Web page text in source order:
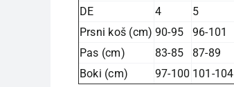
DE
4 5
Prsni koš (cm) 90-95 96-101
Pas (cm)
83-85 87-89
Boki (cm)
97-100 101-104